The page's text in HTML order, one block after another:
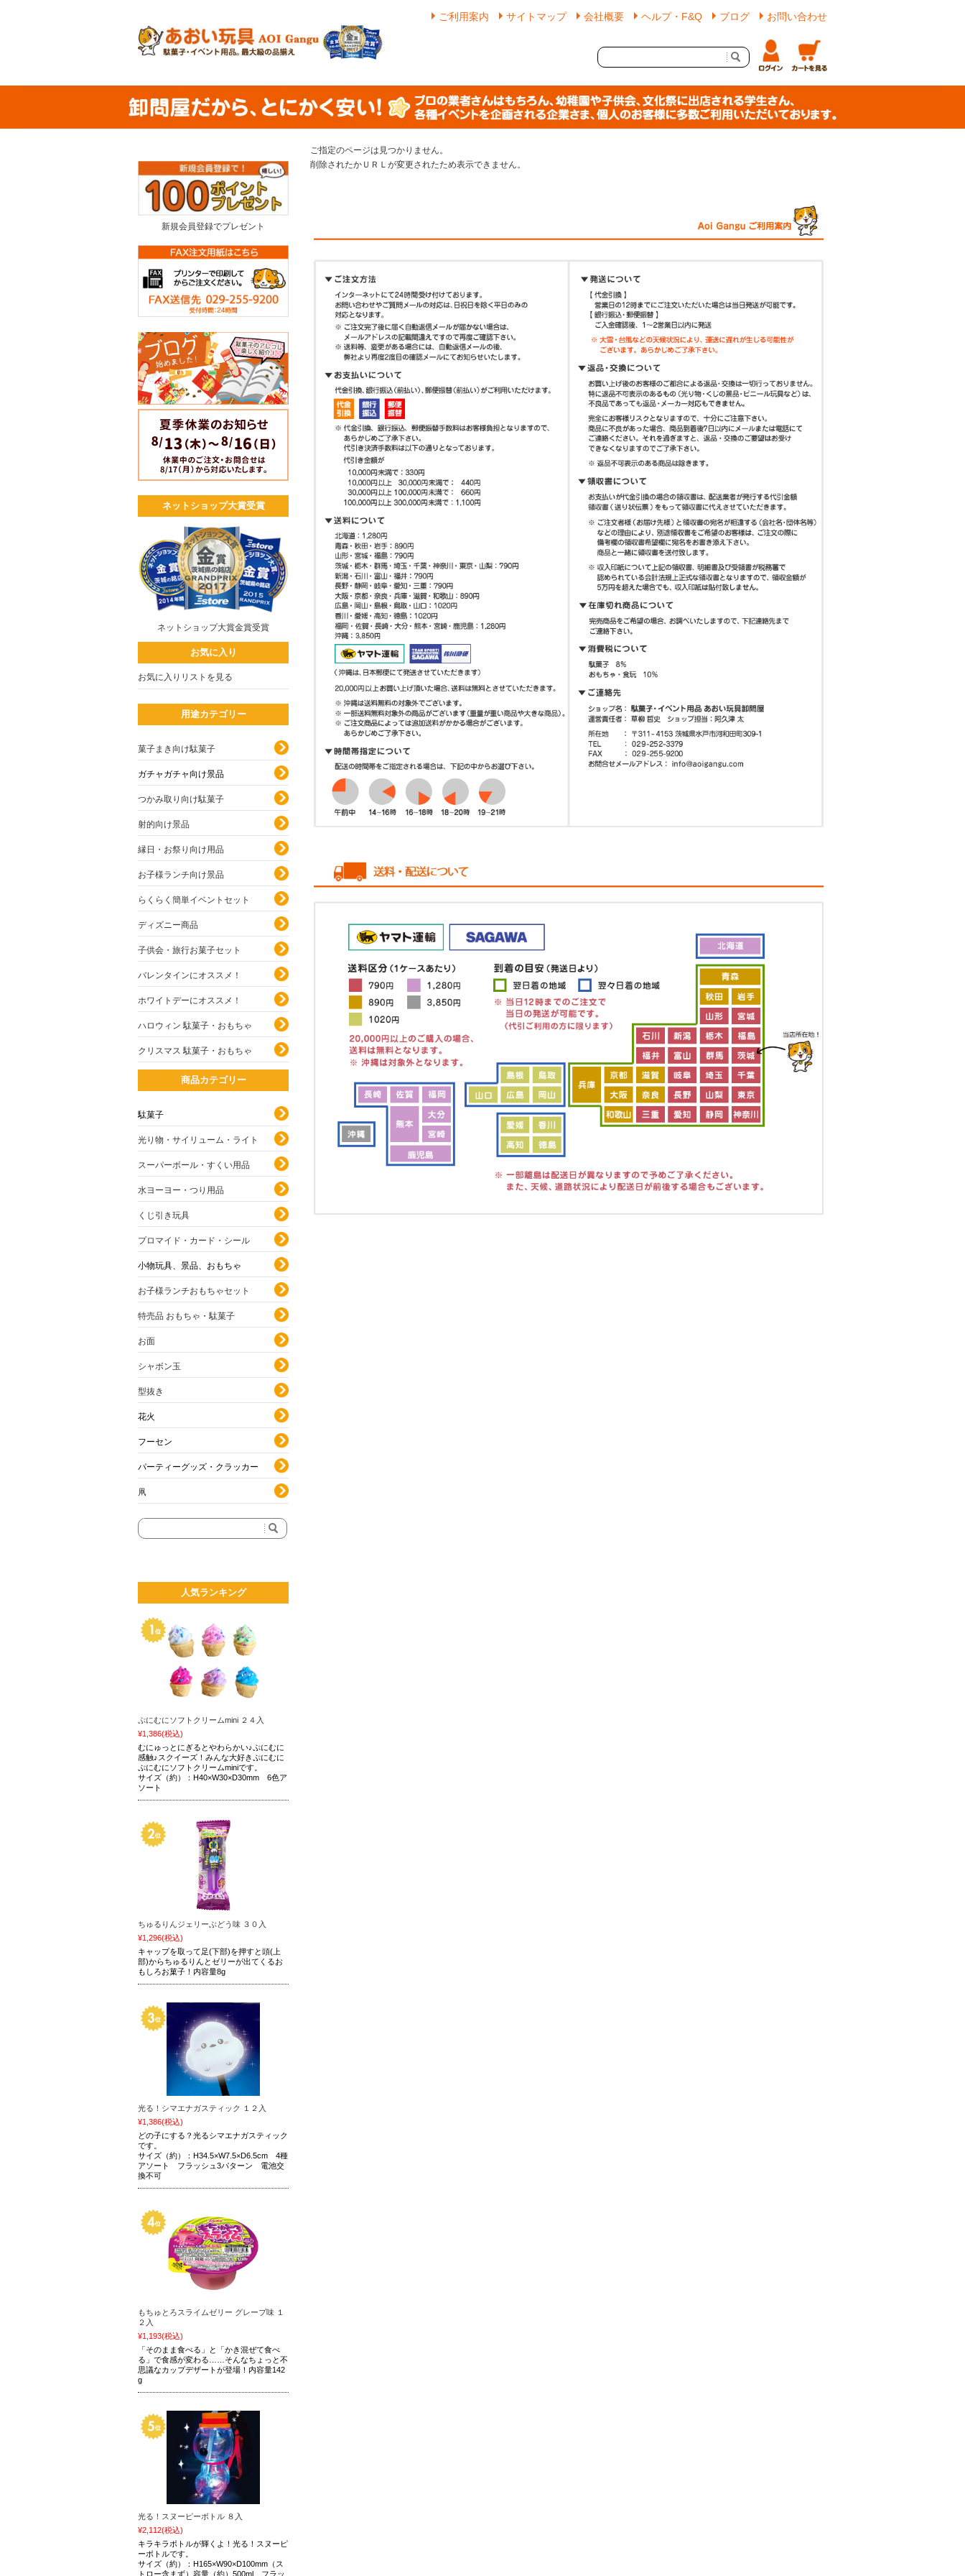
ご利用案内 サイトマップ 会社概要 ヘルプ・F&Q ブログ お問い合わせ
ご指定のページは見つかりません。
削除されたかＵＲＬが変更されたため表示できません。
新規会員登録でプレゼント
ネットショップ大賞受賞
ネットショップ大賞金賞受賞
お気に入り
お気に入りリストを見る
用途カテゴリー
菓子まき向け駄菓子
ガチャガチャ向け景品
つかみ取り向け駄菓子
射的向け景品
縁日・お祭り向け用品
お子様ランチ向け景品
らくらく簡単イベントセット
ディズニー商品
子供会・旅行お菓子セット
バレンタインにオススメ！
ホワイトデーにオススメ！
ハロウィン 駄菓子・おもちゃ
クリスマス 駄菓子・おもちゃ
商品カテゴリー
駄菓子
光り物・サイリューム・ライト
スーパーボール・すくい用品
水ヨーヨー・つり用品
くじ引き玩具
プロマイド・カード・シール
小物玩具、景品、おもちゃ
お子様ランチおもちゃセット
特売品 おもちゃ・駄菓子
お面
シャボン玉
型抜き
花火
フーセン
パーティーグッズ・クラッカー
凧
人気ランキング
ぷにむにソフトクリームmini ２４入
¥1,386(税込)
むにゅっとにぎるとやわらかい♪ぷにむに
感触♪スクイーズ！みんな大好きぷにむに
ぷにむにソフトクリームminiです。
サイズ（約）：H40×W30×D30mm 6色ア
ソート
ちゅるりんジェリーぶどう味 ３０入
¥1,296(税込)
キャップを取って足(下部)を押すと頭(上
部)からちゅるりんとゼリーが出てくるお
もしろお菓子！内容量8g
光る！シマエナガスティック １２入
¥1,386(税込)
どの子にする？光るシマエナガスティック
です。
サイズ（約）：H34.5×W7.5×D6.5cm 4種
アソート フラッシュ3パターン 電池交
換不可
もちゅとろスライムゼリー グレープ味 １
２入
¥1,193(税込)
「そのまま食べる」と「かき混ぜて食べ
る」で食感が変わる……そんなちょっと不
思議なカップデザートが登場！内容量142
g
光る！スヌーピーボトル ８入
¥2,112(税込)
キラキラボトルが輝くよ！光る！スヌーピ
ーボトルです。
サイズ（約）：H165×W90×D100mm（ス
トロー含まず）容量（約）500ml フラッ